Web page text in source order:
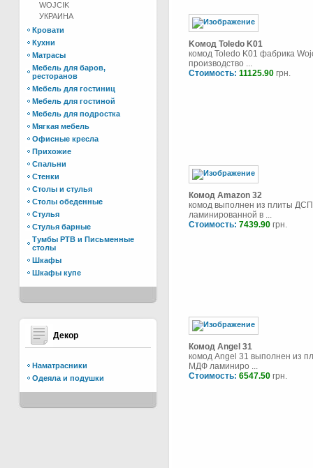
WOJCIK
УКРАИНА
Кровати
Кухни
Матрасы
Мебель для баров,
ресторанов
Мебель для гостиниц
Мебель для гостиной
Мебель для подростка
Мягкая мебель
Офисные кресла
Прихожие
Спальни
Стенки
Столы и стулья
Столы обеденные
Стулья
Стулья барные
Тумбы РТВ и Письменные
столы
Шкафы
Шкафы купе
Декор
Наматрасники
Одеяла и подушки
Kомод Toledo K01
комод Toledo K01 фабрика
производство ...
Стоимость: 11125.90 грн.
Комод Amazon 32
комод выполнен из плиты ДСП
ламинированной в ...
Стоимость: 7439.90 грн.
Комод Angel 31
комод Angel 31 выполнен из
МДФ ламиниро ...
Стоимость: 6547.50 грн.